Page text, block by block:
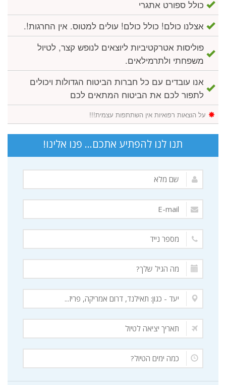
כולל ספורט אתגרי
אצלנו כולם! כולל כולם! עולים למטוס. אין החרגות!.
פוליסות אטרקטיביות ליוצאים לנופש קצר, לטיול
משפחתי ולתרמילאים.
אנו עובדים עם כל חברות הביטוח הגדולות ויכולים
לתפור לכם את הביטוח המתאים לכם
על הוצאות רפואיות אין השתתפות עצמית!!!
תנו לנו להפתיע אתכם... פנו אלינו!